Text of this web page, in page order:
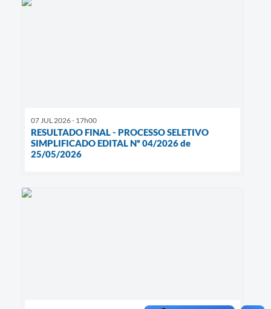
07 JUL 2026 - 17h00
RESULTADO FINAL - PROCESSO SELETIVO
SIMPLIFICADO EDITAL Nº 04/2026 de
25/05/2026